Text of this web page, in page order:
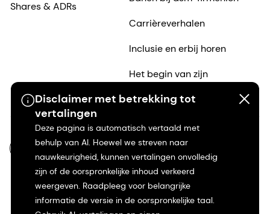
Disclaimer met betrekking tot
vertalingen
Deze pagina is automatisch vertaald met
behulp van AI. Hoewel we streven naar
nauwkeurigheid, kunnen vertalingen onvolledig
zijn of de oorspronkelijke inhoud verkeerd
weergeven. Raadpleeg voor belangrijke
informatie de versie in de oorspronkelijke taal.
Shares & ADRs
Carrièreverhalen
Inclusie en erbij horen
Het begin van zijn
NL-NL